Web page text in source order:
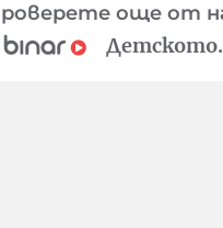
още от